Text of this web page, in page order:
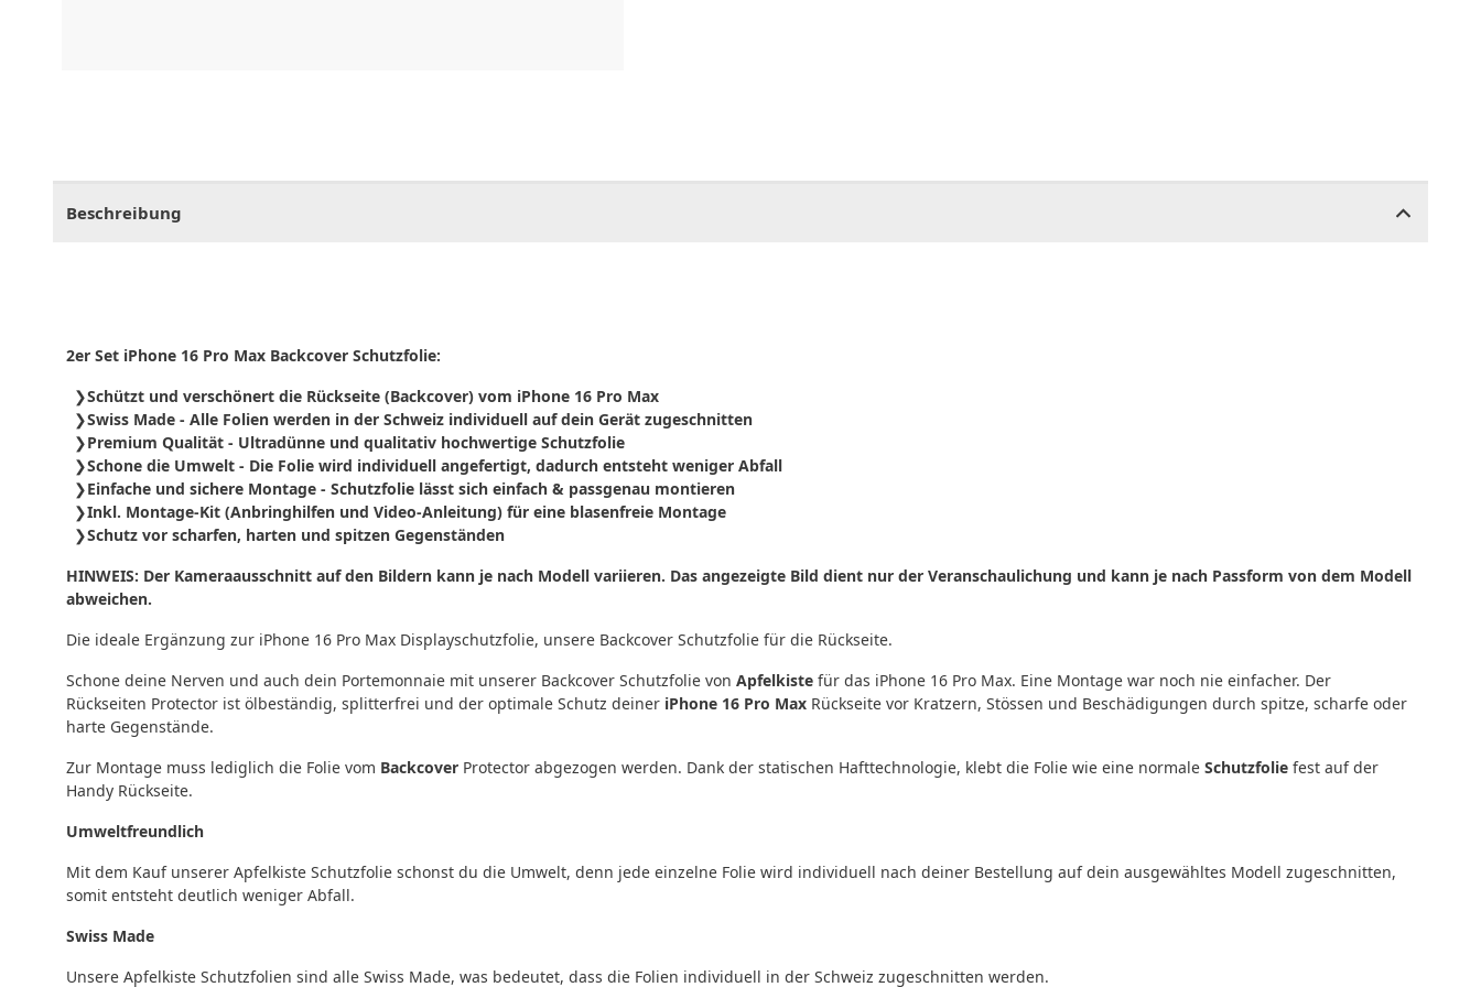
Beschreibung
2er Set iPhone 16 Pro Max Backcover Schutzfolie:
Schützt und verschönert die Rückseite (Backcover) vom iPhone 16 Pro Max
Swiss Made - Alle Folien werden in der Schweiz individuell auf dein Gerät zugeschnitten
Premium Qualität - Ultradünne und qualitativ hochwertige Schutzfolie
Schone die Umwelt - Die Folie wird individuell angefertigt, dadurch entsteht weniger Abfall
Einfache und sichere Montage - Schutzfolie lässt sich einfach & passgenau montieren
Inkl. Montage-Kit (Anbringhilfen und Video-Anleitung) für eine blasenfreie Montage
Schutz vor scharfen, harten und spitzen Gegenständen
HINWEIS: Der Kameraausschnitt auf den Bildern kann je nach Modell variieren. Das angezeigte Bild dient nur der Veranschaulichung und kann je nach Passform von dem Modell
abweichen.
Die ideale Ergänzung zur iPhone 16 Pro Max Displayschutzfolie, unsere Backcover Schutzfolie für die Rückseite.
Schone deine Nerven und auch dein Portemonnaie mit unserer Backcover Schutzfolie von Apfelkiste für das iPhone 16 Pro Max. Eine Montage war noch nie einfacher. Der
Rückseiten Protector ist ölbeständig, splitterfrei und der optimale Schutz deiner iPhone 16 Pro Max Rückseite vor Kratzern, Stössen und Beschädigungen durch spitze, scharfe oder
harte Gegenstände.
Zur Montage muss lediglich die Folie vom Backcover Protector abgezogen werden. Dank der statischen Hafttechnologie, klebt die Folie wie eine normale Schutzfolie fest auf der
Handy Rückseite.
Umweltfreundlich
Mit dem Kauf unserer Apfelkiste Schutzfolie schonst du die Umwelt, denn jede einzelne Folie wird individuell nach deiner Bestellung auf dein ausgewähltes Modell zugeschnitten,
somit entsteht deutlich weniger Abfall.
Swiss Made
Unsere Apfelkiste Schutzfolien sind alle Swiss Made, was bedeutet, dass die Folien individuell in der Schweiz zugeschnitten werden.